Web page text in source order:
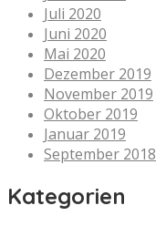
Juli 2020
Juni 2020
Mai 2020
Dezember 2019
November 2019
Oktober 2019
Januar 2019
September 2018
Kategorien